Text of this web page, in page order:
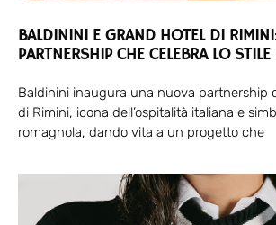
BALDININI E GRAND HOTEL DI
PARTNERSHIP CHE CELEBRA LO
Baldinini inaugura una nuova partnership
di Rimini, icona dell’ospitalità italiana e
romagnola, dando vita a un progetto che